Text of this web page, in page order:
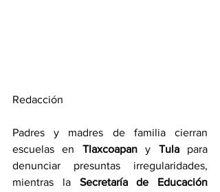
Redacción
Padres y madres de familia cierran
escuelas en Tlaxcoapan y Tula para
denunciar presuntas irregularidades,
mientras la Secretaría de Educación